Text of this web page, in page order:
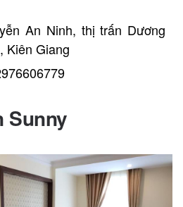
An Ninh, thị trấn Dương
Kiên Giang
Sunny